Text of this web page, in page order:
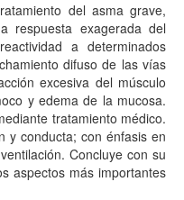
del asma grave,
respuesta exagerada del
a determinados
difuso de las vías
excesiva del músculo
y edema de la mucosa.
tratamiento médico.
y conducta; con énfasis en
Concluye con su
aspectos más importantes